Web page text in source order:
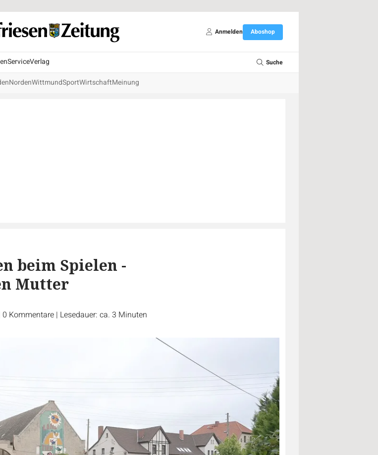
Anmelden Aboshop
ServiceVerlag Suche
NordenWittmundSportWirtschaftMeinung
beim Spielen -
Mutter
0 Kommentare | Lesedauer: ca. 3 Minuten